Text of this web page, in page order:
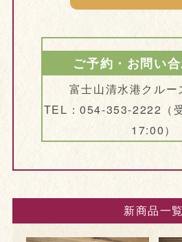
ご予約・お問い
富士山清水港クルー
TEL：054-353-2222（
17:00）
新商品一覧